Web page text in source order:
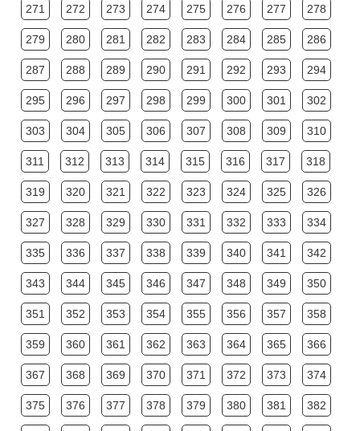
271 272 273 274 275 276 277 278
279 280 281 282 283 284 285 286
287 288 289 290 291 292 293 294
295 296 297 298 299 300 301 302
303 304 305 306 307 308 309 310
311 312 313 314 315 316 317 318
319 320 321 322 323 324 325 326
327 328 329 330 331 332 333 334
335 336 337 338 339 340 341 342
343 344 345 346 347 348 349 350
351 352 353 354 355 356 357 358
359 360 361 362 363 364 365 366
367 368 369 370 371 372 373 374
375 376 377 378 379 380 381 382